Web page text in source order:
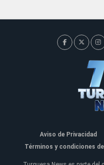
Aviso de Privacidad
Términos y condiciones